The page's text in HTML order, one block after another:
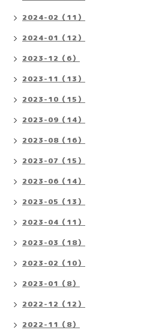
2024-02（11）
2024-01（12）
2023-12（6）
2023-11（13）
2023-10（15）
2023-09（14）
2023-08（16）
2023-07（15）
2023-06（14）
2023-05（13）
2023-04（11）
2023-03（18）
2023-02（10）
2023-01（8）
2022-12（12）
2022-11（8）